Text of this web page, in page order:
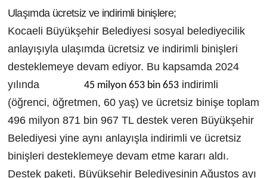
Ulaşımda ücretsiz ve indirimli binişlere;
Kocaeli Büyükşehir Belediyesi sosyal belediyecilik
anlayışıyla ulaşımda ücretsiz ve indirimli binişleri
desteklemeye devam ediyor. Bu kapsamda 2024
yılında
45 milyon 653 bin 653indirimli
(öğrenci, öğretmen, 60 yaş) ve ücretsiz binişe toplam
496 milyon 871 bin 967 TL destek veren Büyükşehir
Belediyesi yine aynı anlayışla indirimli ve ücretsiz
binişleri desteklemeye devam etme kararı aldı.
Destek paketi, Büyükşehir Belediyesinin Ağustos ayı